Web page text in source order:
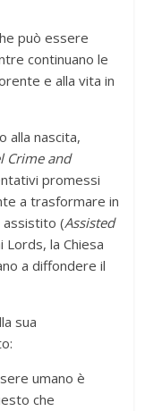
può essere
continuano le
e alla vita in
alla nascita,
Crime and
promessi
a trasformare in
assistito (Assisted
la Chiesa
a diffondere il
sua
umano è
che